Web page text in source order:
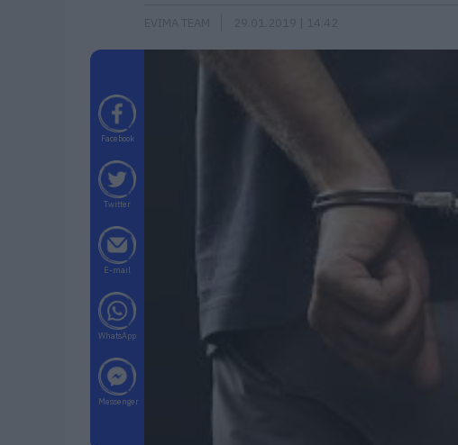
Facebook
Twitter
E-mail
WhatsApp
Messenger